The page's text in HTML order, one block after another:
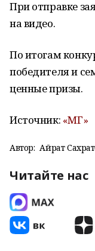
При отправке
на видео.
По итогам
победителя и
ценные призы.
Источник: «МГ»
Автор: Айрат
Читайте нас